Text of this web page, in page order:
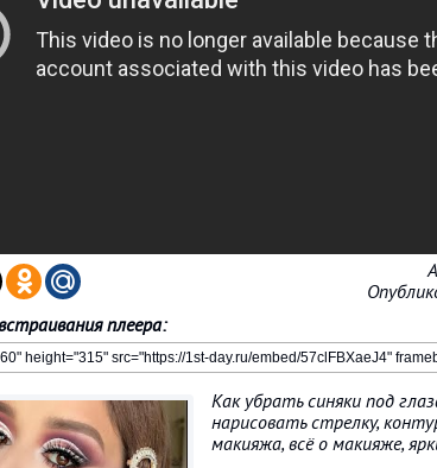
плеера:
Как убрать синяки под
нарисовать стрелку,
макияжа, всё о макияже,